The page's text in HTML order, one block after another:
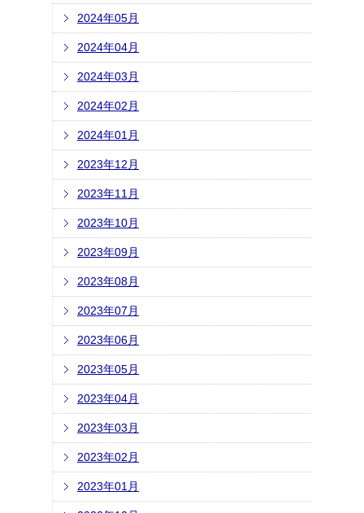
2024年05月
2024年04月
2024年03月
2024年02月
2024年01月
2023年12月
2023年11月
2023年10月
2023年09月
2023年08月
2023年07月
2023年06月
2023年05月
2023年04月
2023年03月
2023年02月
2023年01月